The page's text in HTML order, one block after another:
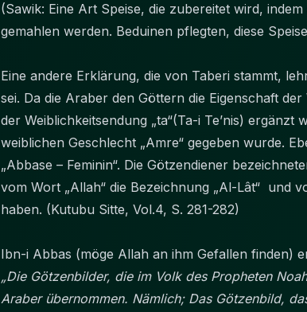
(Sawik: Eine Art Speise, die zubereitet wird,
gemahlen werden. Beduinen pflegten, diese
Eine andere Erklärung, die von Taberi stammt,
sei. Da die Araber den Göttern die Eigenschaft
der Weiblichkeitsendung „ta“(Ta-i Te’nis)
weiblichen Geschlecht „Amre“ gegeben wurde.
„Abbase – Feminin“. Die Götzendiener
vom Wort „Allah“ die Bezeichnung „Al-Lât“ und
haben. (Kutubu Sitte, Vol.4, S. 281-282)
Ibn-i Abbas (möge Allah an ihm Gefallen finden)
„Die Götzenbilder, die im Volk des Propheten
Araber übernommen. Nämlich; Das Götzenbild,